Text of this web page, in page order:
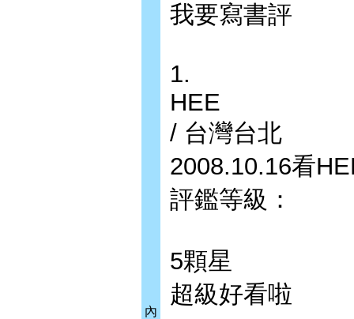
內
我要寫書評
1.
HEE
/ 台灣台北
2008.10.16看
評鑑等級：
5顆星
超級好看啦